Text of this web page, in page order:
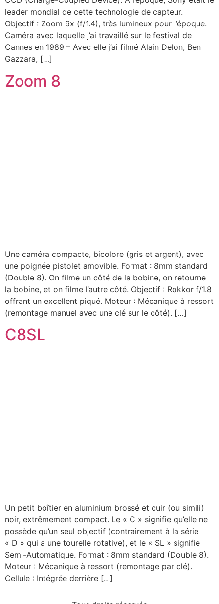
leader mondial de cette technologie de capteur.
Objectif : Zoom 6x (f/1.4), très lumineux pour l’époque.
Caméra avec laquelle j’ai travaillé sur le festival de
Cannes en 1989 – Avec elle j’ai filmé Alain Delon, Ben
Gazzara, […]
Zoom 8
Une caméra compacte, bicolore (gris et argent), avec
une poignée pistolet amovible. Format : 8mm standard
(Double 8). On filme un côté de la bobine, on retourne
la bobine, et on filme l’autre côté. Objectif : Rokkor f/1.8
offrant un excellent piqué. Moteur : Mécanique à ressort
(remontage manuel avec une clé sur le côté). […]
C8SL
Un petit boîtier en aluminium brossé et cuir (ou simili)
noir, extrêmement compact. Le « C » signifie qu’elle ne
possède qu’un seul objectif (contrairement à la série
« D » qui a une tourelle rotative), et le « SL » signifie
Semi-Automatique. Format : 8mm standard (Double 8).
Moteur : Mécanique à ressort (remontage par clé).
Cellule : Intégrée derrière […]